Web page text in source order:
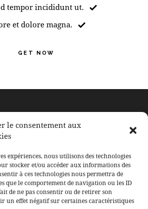
le consentement aux
expériences, nous utilisons des technologies
stocker et/ou accéder aux informations des
à ces technologies nous permettra de
que le comportement de navigation ou les ID
de ne pas consentir ou de retirer son
un effet négatif sur certaines caractéristiques
tempor incididunt ut.
et dolore magna.
GET NOW